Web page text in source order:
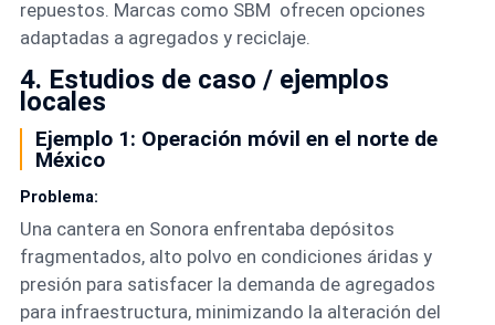
repuestos. Marcas como SBM ofrecen opciones
adaptadas a agregados y reciclaje.
4. Estudios de caso / ejemplos
locales
Ejemplo 1: Operación móvil en el norte de
México
Problema:
Una cantera en Sonora enfrentaba depósitos
fragmentados, alto polvo en condiciones áridas y
presión para satisfacer la demanda de agregados
para infraestructura, minimizando la alteración del